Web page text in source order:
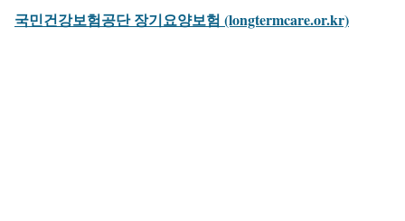
국민건강보험공단 장기요양보험 (longtermcare.or.kr)